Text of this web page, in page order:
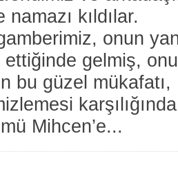
kıldılar.
onun
gelmiş,
bu güzel
Mihcen’e...